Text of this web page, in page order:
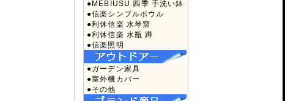
●MEBIUSU 四季 手洗い鉢
●信楽シンプルボウル
●利休信楽 水琴窟
●利休信楽 水瓶 蹲
●信楽照明
●ガーデン家具
●室外機カバー
●その他